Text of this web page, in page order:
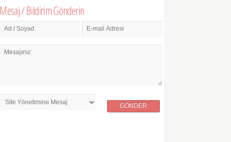
Mesaj / Bildirim Gönderin
Ad / Soyad E-mail Adresi
Mesajınız
GÖNDER